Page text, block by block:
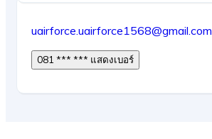
uairforce.uairforce1568@gmail.com
081 *** *** แสดงเบอร์